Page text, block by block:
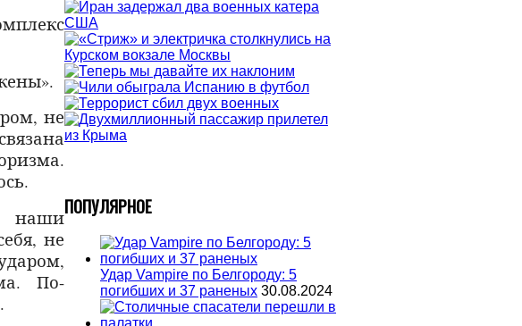
не
наши
не
По-
ПОПУЛЯРНОЕ
Удар Vampire по Белгороду: 5
погибших и 37 раненых 30.08.2024